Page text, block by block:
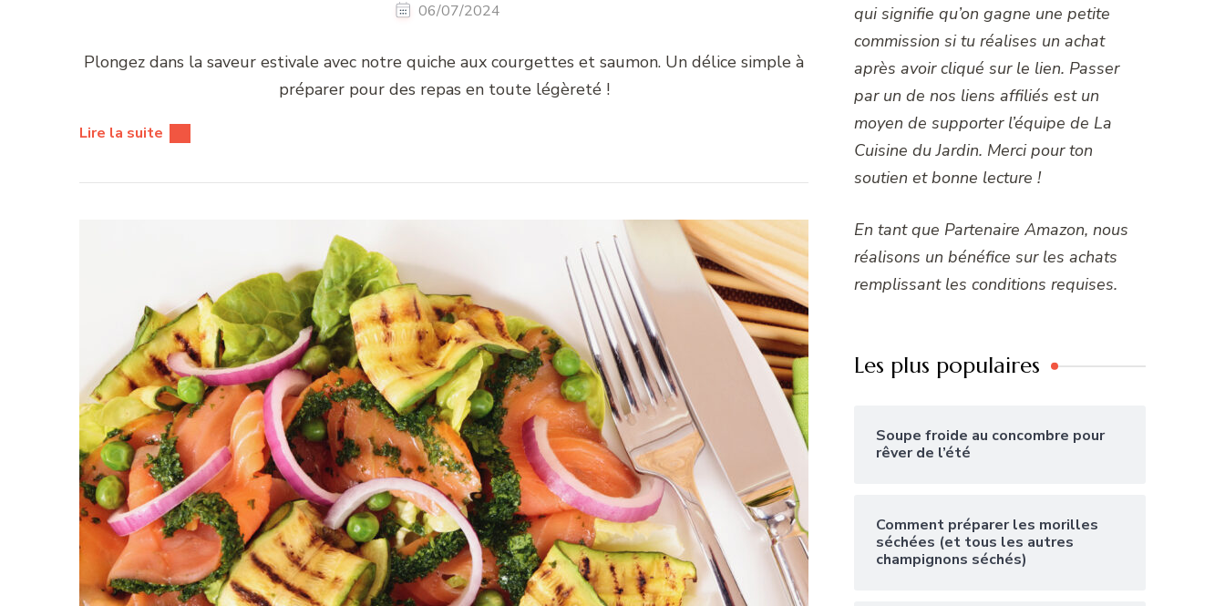
06/07/2024
Plongez dans la saveur estivale avec notre quiche aux courgettes et saumon. Un délice simple à
préparer pour des repas en toute légèreté !
Lire la suite
qui signifie qu’on gagne une petite
commission si tu réalises un achat
après avoir cliqué sur le lien. Passer
par un de nos liens affiliés est un
moyen de supporter l’équipe de La
Cuisine du Jardin. Merci pour ton
soutien et bonne lecture !
En tant que Partenaire Amazon, nous
réalisons un bénéfice sur les achats
remplissant les conditions requises.
Les plus populaires
Soupe froide au concombre pour
rêver de l’été
Comment préparer les morilles
séchées (et tous les autres
champignons séchés)